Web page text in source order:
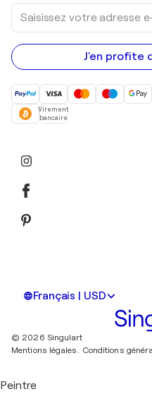
Saisissez
votre
adresse
e-
mail
J'en profite
Virement
bancaire
Français | USD
© 2026 Singulart
Mentions légales.
Conditions
Peintre